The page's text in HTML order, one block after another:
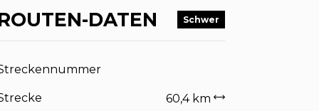
DATEN Schwer
60,4 km